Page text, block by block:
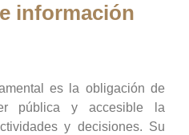
información
es la obligación de
pública y accesible la
y decisiones. Su